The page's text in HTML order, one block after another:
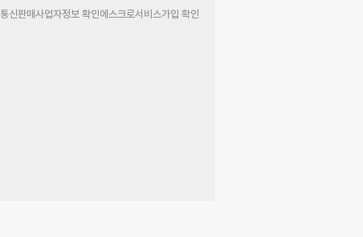
통신판매사업자정보 확인에스크로서비스가입 확인